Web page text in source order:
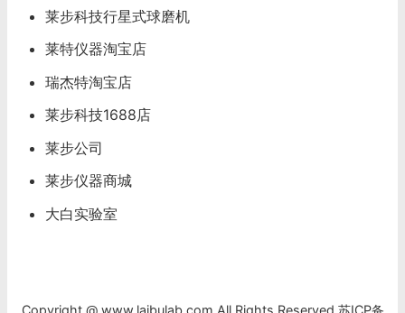
莱步科技行星式球磨机
莱特仪器淘宝店
瑞杰特淘宝店
莱步科技1688店
莱步公司
莱步仪器商城
大白实验室